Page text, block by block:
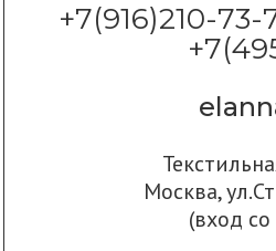
+7(916)210-
Москва,
(вход